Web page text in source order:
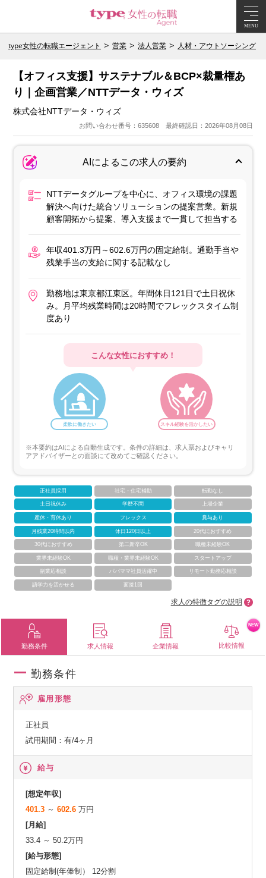
MENU
type女性の転職エージェント 営業 法人営業 人材・アウトソーシング
【オフィス支援】サステナブル＆BCP×裁量権あ
り｜企画営業／NTTデータ・ウィズ
株式会社NTTデータ・ウィズ
お問い合わせ番号：635608 最終確認日：2026年08月08日
AIによるこの求人の要約
NTTデータグループを中心に、オフィス環境の課題
解決へ向けた統合ソリューションの提案営業。新規
顧客開拓から提案、導入支援まで一貫して担当する
年収401.3万円～602.6万円の固定給制。通勤手当や
残業手当の支給に関する記載なし
勤務地は東京都江東区。年間休日121日で土日祝休
み。月平均残業時間は20時間でフレックスタイム制
度あり
こんな女性におすすめ！
柔軟に働きたい スキル経験を活かしたい
※本要約はAIによる自動生成です。条件の詳細は、求人票およびキャリ
アアドバイザーとの面談にて改めてご確認ください。
正社員採用 社宅・住宅補助 転勤なし
土日祝休み 学歴不問 上場企業
産休・育休あり フレックス 賞与あり
月残業20時間以内 休日120日以上 20代におすすめ
30代におすすめ 第二新卒OK 職種未経験OK
業界未経験OK 職種・業界未経験OK スタートアップ
副業応相談 パパママ社員活躍中 リモート勤務応相談
語学力を活かせる 面接1回
求人の特徴タグの説明
勤務条件 求人情報 企業情報 比較情報
NEW
勤務条件
雇用形態
正社員
試用期間：有/4ヶ月
給与
[想定年収]
401.3 ～602.6 万円
[月給]
33.4 ～ 50.2万円
[給与形態]
固定給制(年俸制） 12分割